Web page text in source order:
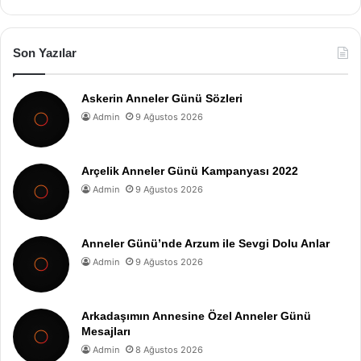
Son Yazılar
Askerin Anneler Günü Sözleri
Admin 9 Ağustos 2026
Arçelik Anneler Günü Kampanyası 2022
Admin 9 Ağustos 2026
Anneler Günü’nde Arzum ile Sevgi Dolu Anlar
Admin 9 Ağustos 2026
Arkadaşımın Annesine Özel Anneler Günü
Mesajları
Admin 8 Ağustos 2026